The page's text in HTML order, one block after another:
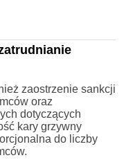
zaostrzenie sankcji
oraz
dotyczących
kary grzywny
do liczby